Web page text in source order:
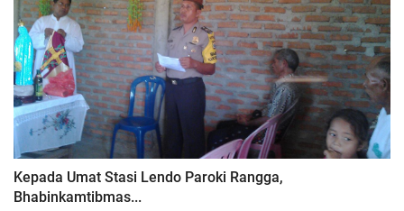
Kepada Umat Stasi Lendo Paroki Rangga,
Bhabinkamtibmas...